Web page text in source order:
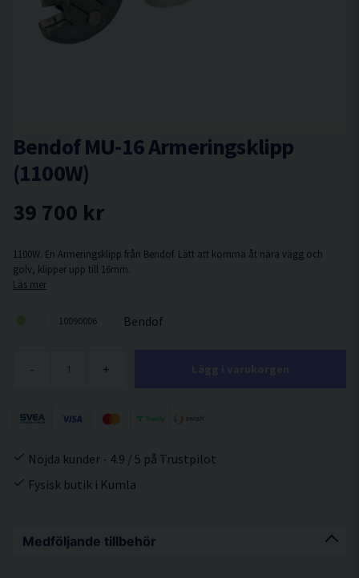
Medföljande tillbehör
Bendof MU-16 Armeringsklipp
(1100W)
39 700 kr
1100W. En Armeringsklipp från Bendof. Lätt att komma åt nära vägg och
golv, klipper upp till 16mm.
Läs mer
10090006 Bendof
- +
Nöjda kunder - 4.9 / 5 på Trustpilot
Fysisk butik i Kumla